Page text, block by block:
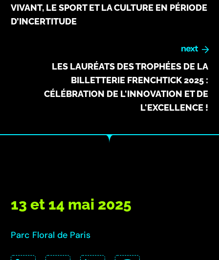
VIVANT, LE SPORT ET LA CULTURE EN PÉRIODE
D’INCERTITUDE
next
LES LAURÉATS DES TROPHÉES DE LA
BILLETTERIE FRENCHTICK 2025 :
CÉLÉBRATION DE L'INNOVATION ET DE
L'EXCELLENCE !
13 et 14 mai 2025
Parc Floral de Paris